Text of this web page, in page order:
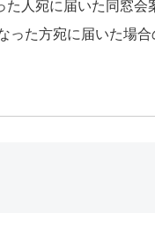
た人宛に届いた同窓会
った方宛に届いた場合